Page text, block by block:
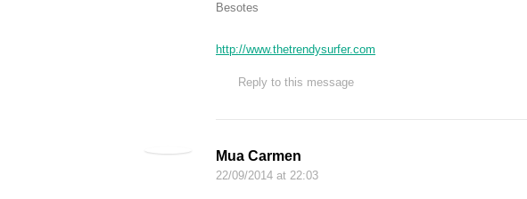
Besotes
http://www.thetrendysurfer.com
Reply to this message
Mua Carmen
22/09/2014 at 22:03